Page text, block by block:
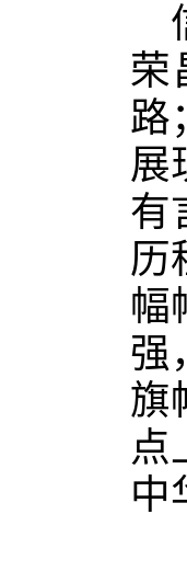
荣
路
展
有
历
幅
强
旗
点
中